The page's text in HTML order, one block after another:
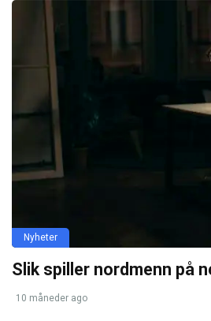
Nyheter
Slik spiller nordmenn på
10 måneder ago